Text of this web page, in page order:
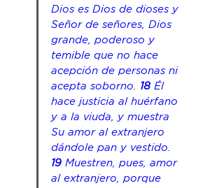
Dios es Dios de dioses y
Señor de señores, Dios
grande, poderoso y
temible que no hace
acepción de personas ni
acepta soborno. 18 Él
hace justicia al huérfano
y a la viuda, y muestra
Su amor al extranjero
dándole pan y vestido.
19 Muestren, pues, amor
al extranjero, porque